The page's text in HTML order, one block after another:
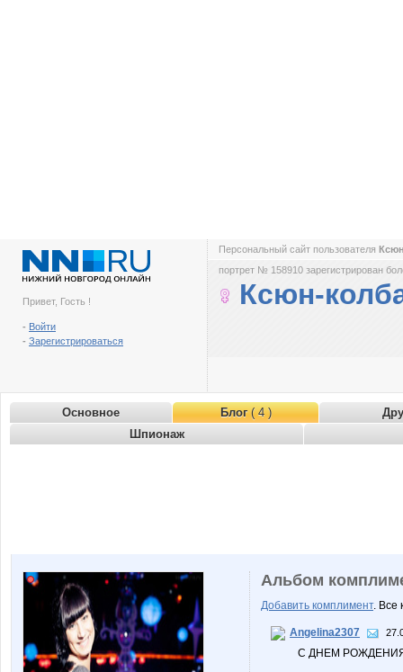
Привет, Гость !
- Войти
- Зарегистрироваться
Персональный сайт пользователя
портрет № 158910 зарегистрирован
Ксюн-
Основное Блог( 4 )
Шпионаж
Альбом
Добавить комплимент. Все
Angelina2307
С ДНЕМ